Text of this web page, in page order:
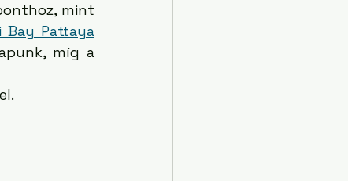
mint
Bay Pattaya
míg a